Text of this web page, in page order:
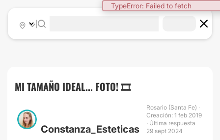
TypeError: Failed to fetch
|
MI TAMAÑO IDEAL... FOTO! 🎞
Constanza_Esteticas
Rosario (Santa Fe) ·
Creación: 1 feb 2019
· Última respuesta
29 sept 2024